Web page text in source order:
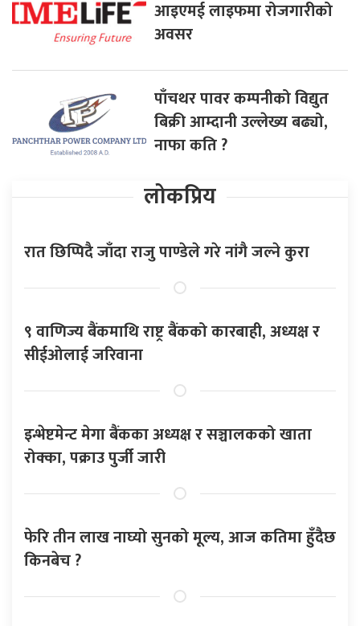
आइएमई लाइफमा रोजगारीको
अवसर
पाँचथर पावर कम्पनीको विद्युत
बिक्री आम्दानी उल्लेख्य बढ्यो,
नाफा कति ?
लोकप्रिय
रात छिप्पिदै जाँदा राजु पाण्डेले गरे नांगै जल्ने कुरा
९ वाणिज्य बैंकमाथि राष्ट्र बैंकको कारबाही, अध्यक्ष र
सीईओलाई जरिवाना
इन्भेष्टमेन्ट मेगा बैंकका अध्यक्ष र सञ्चालकको खाता
रोक्का, पक्राउ पुर्जी जारी
फेरि तीन लाख नाघ्यो सुनको मूल्य, आज कतिमा हुँदैछ
किनबेच ?